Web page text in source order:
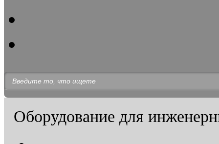
Оборудование для